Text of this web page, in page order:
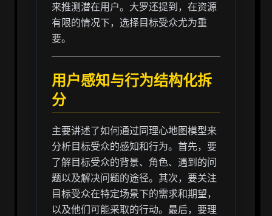
来推测潜在用户。大罗还提到，在资源
有限的情况下，选择目标受众尤为重
要。
用户感知与行为结构化拆
分
主要讲述了如何通过同理心地图模型来
分析目标受众的感知和行为。首先，要
了解目标受众的背景、角色、遇到的问
题以及解决问题的途径。其次，要关注
目标受众在特定场景下的需求和期望，
以及他们可能采取的行动。最后，要理